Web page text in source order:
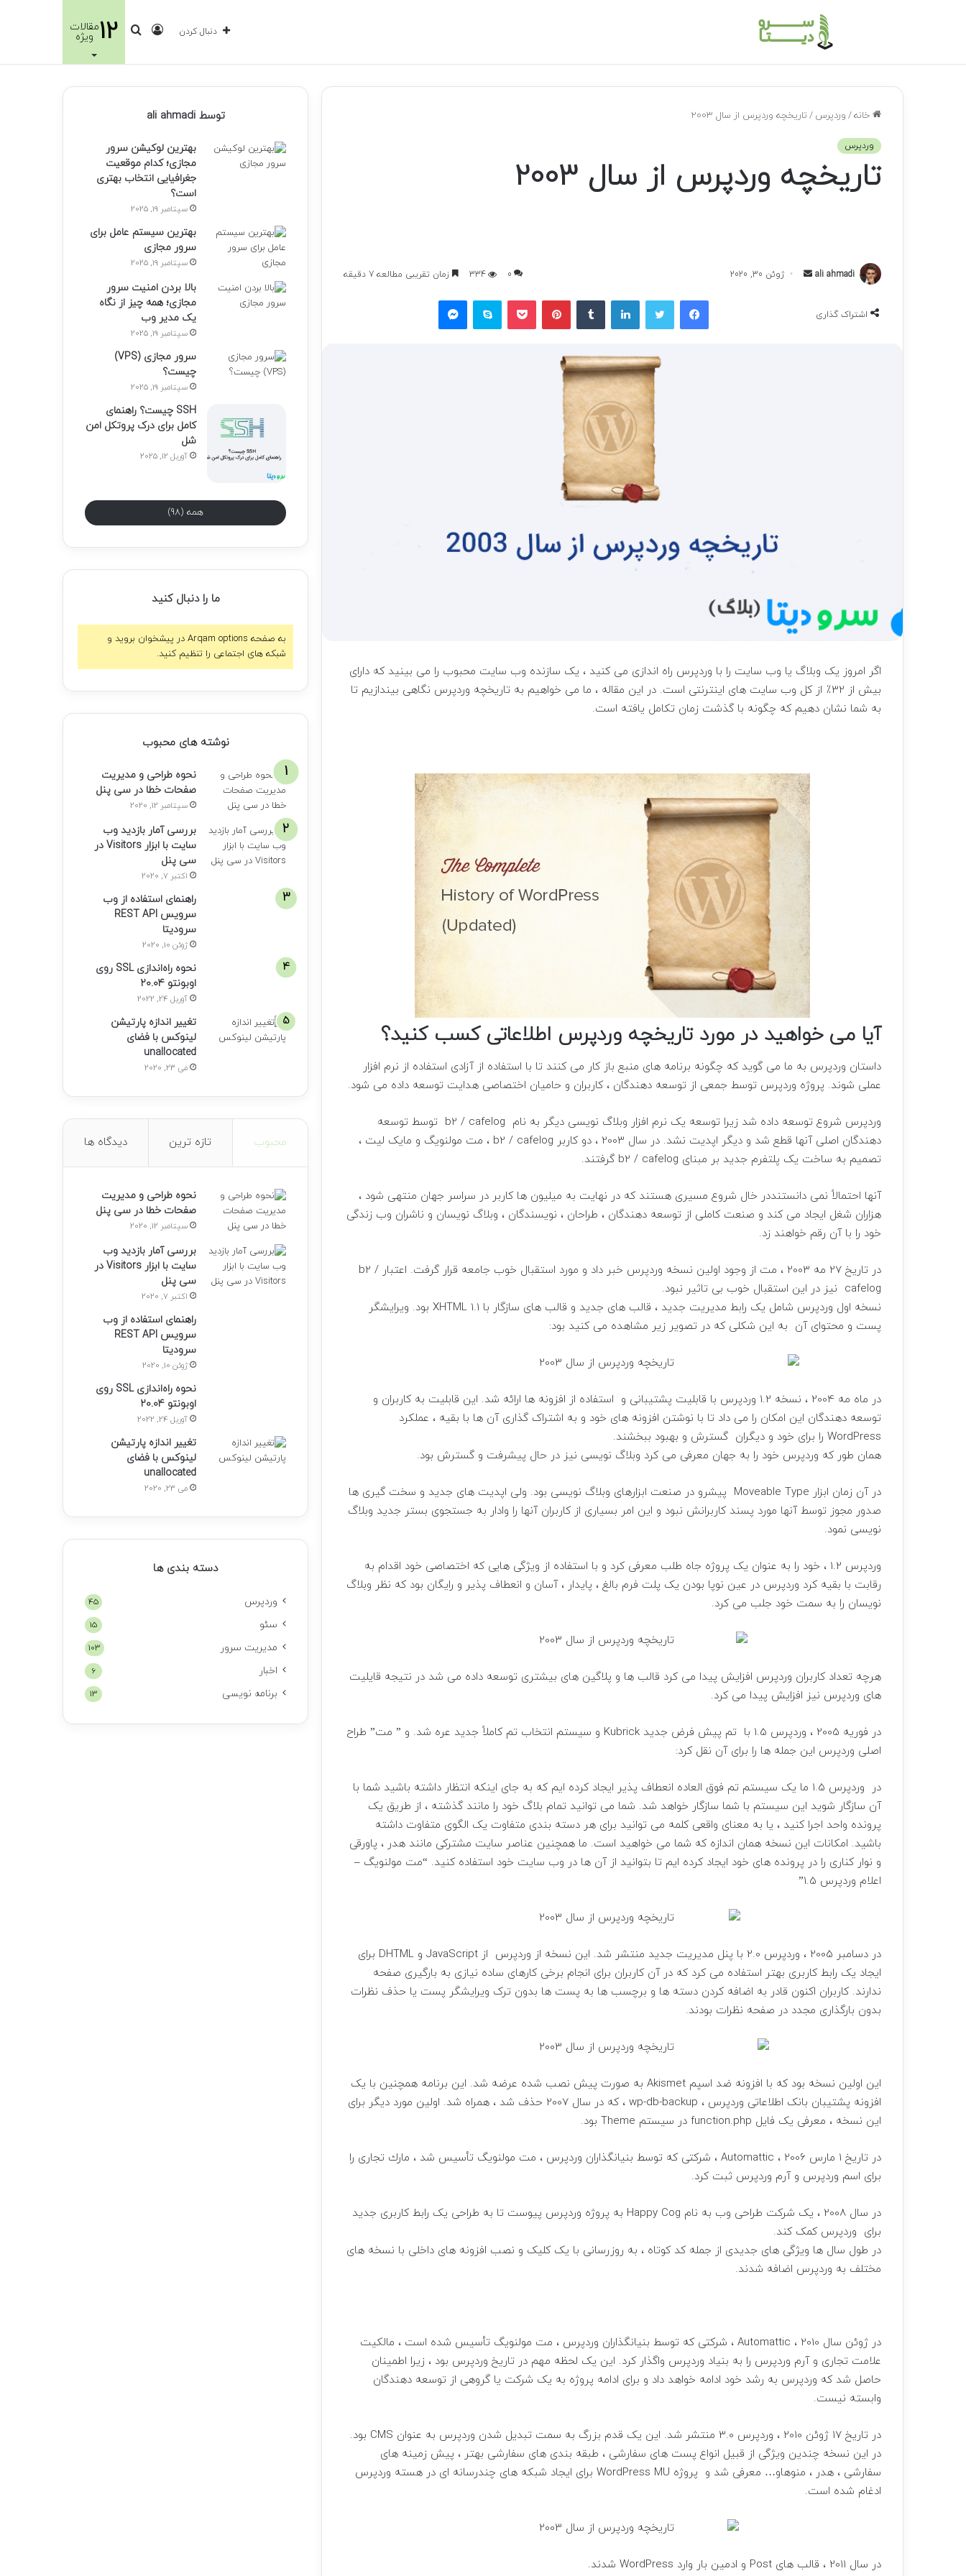
12مقالات
ویژهجستجو ورود دنبال کردن
خانه/ وردپرس / تاریخچه وردپرس از سال 2003
وردپرس
تاریخچه وردپرس از سال 2003
ali ahmadi ژوئن 30, 2020 0
334 زمان تقریبی مطالعه 7 دقیقه
اشتراک گذاری
فیسبوک لینکداین پینتریست پاکت اسکایپ
اگر امروز یک وبلاگ یا وب سایت را با وردپرس راه اندازی می کنید ، یک سازنده وب سایت محبوب را می بینید که دارای
بیش از 32٪ از کل وب سایت های اینترنتی است. در این مقاله ، ما می خواهیم به تاریخچه وردپرس نگاهی بیندازیم تا
به شما نشان دهیم که چگونه با گذشت زمان تکامل یافته است.
آیا می خواهید در مورد تاریخچه وردپرس اطلاعاتی کسب کنید؟
داستان وردپرس به ما می گوید که چگونه برنامه های منبع باز کار می کنند تا با استفاده از آزادی استفاده از نرم افزار
عملی شوند. پروژه وردپرس توسط جمعی از توسعه دهندگان ، کاربران و حامیان اختصاصی هدایت توسعه داده می شود.
وردپرس شروع توسعه داده شد زیرا توسعه یک نرم افزار وبلاگ نویسی دیگر به نام b2 / cafelog توسط توسعه
دهندگان اصلی آنها قطع شد و دیگر اپدیت نشد. در سال 2003 ، دو کاربر b2 / cafelog ، مت مولنویگ و مایک لیت ،
تصمیم به ساخت یک پلتفرم جدید بر مبنای b2 / cafelog گرفتند.
آنها احتمالاً نمی دانستنددر خال شروع مسیری هستند که در نهایت به میلیون ها کاربر در سراسر جهان منتهی شود ،
هزاران شغل ایجاد می کند و صنعت کاملی از توسعه دهندگان ، طراحان ، نویسندگان ، وبلاگ نویسان و ناشران وب زندگی
خود را با آن رقم خواهند زد.
در تاریخ 27 مه 2003 ، مت از وجود اولین نسخه وردپرس خبر داد و مورد استقبال خوب جامعه قرار گرفت. اعتبار b2 /
cafelog نیز در این استقبال خوب بی تاثیر نبود.
نسخه اول وردپرس شامل یک رابط مدیریت جدید ، قالب های جدید و قالب های سازگار با XHTML 1.1 بود. ویرایشگر
پست و محتوای آن به این شکلی که در تصویر زیر مشاهده می کنید بود:
در ماه مه 2004 ، نسخه 1.2 وردپرس با قابلیت پشتیبانی و استفاده از افزونه ها ارائه شد. این قابلیت به کاربران و
توسعه دهندگان این امکان را می داد تا با نوشتن افزونه های خود و به اشتراک گذاری آن ها با بقیه ، عملکرد
WordPress را برای خود و دیگران گسترش و بهبود ببخشند.
همان طور که وردپرس خود را به جهان معرفی می کرد وبلاگ نویسی نیز در حال پیشرفت و گسترش بود.
در آن زمان ابزار Moveable Type پیشرو در صنعت ابزارهای وبلاگ نویسی بود. ولی اپدیت های جدید و سخت گیری ها
صدور مجوز توسط آنها مورد پسند کاربرانش نبود و این امر بسیاری از کاربران آنها را وادار به جستجوی بستر جدید وبلاگ
نویسی نمود.
وردپرس 1.2 ، خود را به عنوان یک پروژه جاه طلب معرفی کرد و با استفاده از ویژگی هایی که اختصاصی خود اقدام به
رقابت با بقیه کرد وردپرس در عین نوپا بودن یک پلت فرم بالغ ، پایدار ، آسان و انعطاف پذیر و رایگان بود که نظر وبلاگ
نویسان را به سمت خود جلب می کرد.
هرچه تعداد کاربران وردپرس افزایش پیدا می کرد قالب ها و پلاگین های بیشتری توسعه داده می شد در نتیجه قایلیت
های وردپرس نیز افزایش پیدا می کرد.
در فوریه 2005 ، وردپرس 1.5 با تم پیش فرض جدید Kubrick و سیستم انتخاب تم کاملاً جدید عره شد. و ” مت” طراح
اصلی وردپرس این جمله ها را برای آن نقل کرد:
در وردپرس 1.5 ما یک سیستم تم فوق العاده انعطاف پذیر ایجاد کرده ایم که به جای اینکه انتظار داشته باشید شما با
آن سازگار شوید این سیستم با شما سازگار خواهد شد. شما می توانید تمام بلاگ خود را مانند گذشته ، از طریق یک
پرونده واحد اجرا کنید ، یا به معنای واقعی کلمه می توانید برای هر دسته بندی متفاوت یک الگوی متفاوت داشته
باشید. امکانات این نسخه همان اندازه که شما می خواهید است. ما همچنین عناصر سایت مشترکی مانند هدر ، پاورقی
و نوار کناری را در پرونده های خود ایجاد کرده ایم تا بتوانید از آن ها در وب سایت خود استفاده کنید. “مت مولنویگ –
اعلام وردپرس 1.5”
در دسامبر 2005 ، وردپرس 2.0 با پنل مدیریت جدید منتشر شد. این نسخه از وردپرس از JavaScript و DHTML برای
ایجاد یک رابط کاربری بهتر استفاده می کرد که در آن کاربران برای انجام برخی کارهای ساده نیازی به بارگیری صفحه
ندارند. کاربران اکنون قادر به اضافه کردن دسته ها و برچسب ها به پست ها بدون ترک ویرایشگر پست یا حذف نظرات
بدون بارگذاری مجدد در صفحه نظرات بودند.
این اولین نسخه بود که با افزونه ضد اسپم Akismet به صورت پیش نصب شده عرضه شد. این برنامه همچنین با یک
افزونه پشتیبان بانک اطلاعاتی وردپرس ، wp-db-backup ، که در سال 2007 حذف شد ، همراه شد. اولین مورد دیگر برای
این نسخه ، معرفی یک فایل function.php در سیستم Theme بود.
در تاریخ 1 مارس 2006 ، Automattic ، شرکتی كه توسط بنیانگذاران وردپرس ، مت مولنویگ تأسیس شد ، مارك تجاری را
برای اسم وردپرس و آرم وردپرس ثبت كرد.
در سال 2008 ، یک شرکت طراحی وب به نام Happy Cog به پروژه وردپرس پیوست تا به طراحی یک رابط کاربری جدید
برای وردپرس کمک کند.
در طول سال ها ویژگی های جدیدی از جمله کد کوتاه ، به روزرسانی با یک کلیک و نصب افزونه های داخلی با نسخه های
مختلف به وردپرس اضافه شدند.
در ژوئن سال 2010 ، Automattic ، شرکتی که توسط بنیانگذاران وردپرس ، مت مولنویگ تأسیس شده است ، مالکیت
علامت تجاری و آرم وردپرس را به بنیاد وردپرس واگذار کرد. این یک لحظه مهم در تاریخ وردپرس بود ، زیرا اطمینان
حاصل شد که وردپرس به رشد خود ادامه خواهد داد و برای ادامه پروژه به یک شرکت یا گروهی از توسعه دهندگان
وابسته نیست.
در تاریخ 17 ژوئن 2010 ، وردپرس 3.0 منتشر شد. این یک قدم بزرگ به سمت تبدیل شدن وردپرس به عنوان CMS بود.
در این نسخه چندین ویژگی از قبیل انواع پست های سفارشی ، طبقه بندی های سفارشی بهتر ، پیش زمینه های
سفارشی ، هدر ، منوهاو… معرفی شد و پروژه WordPress MU برای ایجاد شبکه های چندرسانه ای در هسته وردپرس
ادغام شده است.
در سال 2011 ، قالب های Post و ادمین بار وارد WordPress شدند.
توسط ali ahmadi
بهترین لوکیشن سرور
مجازی؛ کدام موقعیت
جغرافیایی انتخاب بهتری
است؟
سپتامبر 19, 2025
بهترین سیستم عامل برای
سرور مجازی
سپتامبر 19, 2025
بالا بردن امنیت سرور
مجازی؛ همه چیز از نگاه
یک مدیر وب
سپتامبر 19, 2025
سرور مجازی (VPS)
چیست؟
سپتامبر 19, 2025
SSH چیست؟ راهنمای
کامل برای درک پروتکل امن
شل
آوریل 12, 2025
همه (98)
ما را دنبال کنید
به صفحه Arqam options در پیشخوان بروید و
شبکه های اجتماعی را تنظیم کنید.
نوشته های محبوب
نحوه طراحی و مدیریت
صفحات خطا در سی پنل
سپتامبر 12, 2020
بررسی آمار بازدید وب
سایت با ابزار Visitors در
سی پنل
اکتبر 7, 2020
راهنمای استفاده از وب
سرویس REST API
سرودیتا
ژوئن 10, 2020
نحوه راه‌اندازی SSL روی
اوبونتو 20.04
آوریل 24, 2022
تغییر اندازه پارتیشن
لینوکس با فضای
unallocated
می 23, 2020
محبوب تازه ترین دیدگاه ها
نحوه طراحی و مدیریت
صفحات خطا در سی پنل
سپتامبر 12, 2020
بررسی آمار بازدید وب
سایت با ابزار Visitors در
سی پنل
اکتبر 7, 2020
راهنمای استفاده از وب
سرویس REST API
سرودیتا
ژوئن 10, 2020
نحوه راه‌اندازی SSL روی
اوبونتو 20.04
آوریل 24, 2022
تغییر اندازه پارتیشن
لینوکس با فضای
unallocated
می 23, 2020
دسته بندی ها
وردپرس 45
سئو 15
مدیریت سرور 103
اخبار 6
برنامه نویسی 13